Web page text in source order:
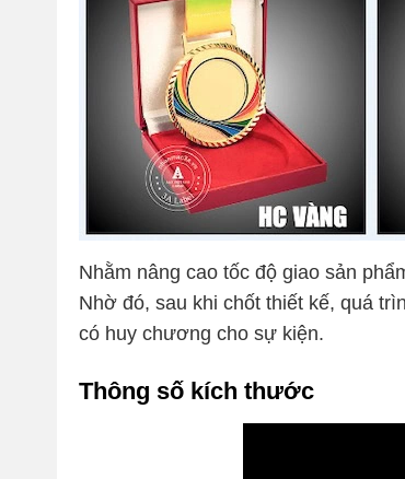
Nhằm nâng cao tốc độ giao sản
Nhờ đó, sau khi chốt thiết kế, quá
có huy chương cho sự kiện.
Thông số kích thước